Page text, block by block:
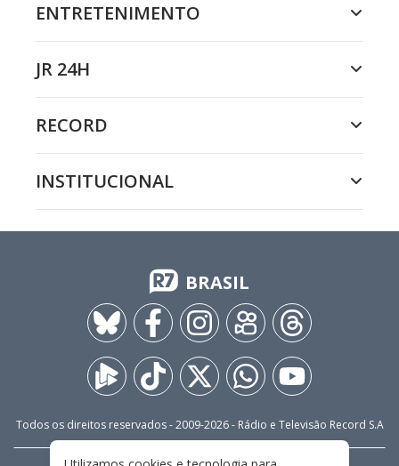
ENTRETENIMENTO
JR 24H
RECORD
INSTITUCIONAL
BRASIL
Todos os direitos reservados - 2009-2026- Rádio e Televisão Record S.A